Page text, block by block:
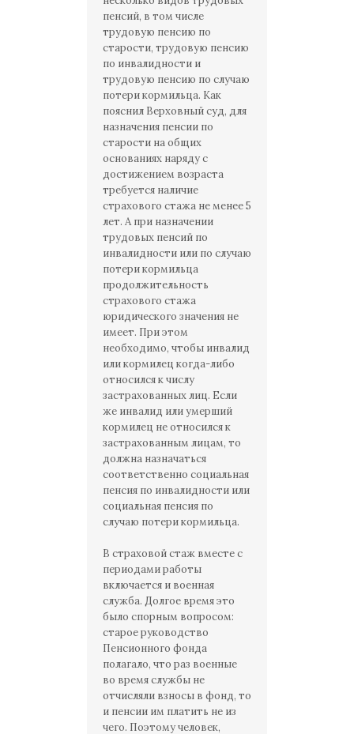
пенсий, в том числе
трудовую пенсию по
старости, трудовую пенсию
по инвалидности и
трудовую пенсию по случаю
потери кормильца. Как
пояснил Верховный суд, для
назначения пенсии по
старости на общих
основаниях наряду с
достижением возраста
требуется наличие
страхового стажа не менее 5
лет. А при назначении
трудовых пенсий по
инвалидности или по случаю
потери кормильца
продолжительность
страхового стажа
юридического значения не
имеет. При этом
необходимо, чтобы инвалид
или кормилец когда-либо
относился к числу
застрахованных лиц. Если
же инвалид или умерший
кормилец не относился к
застрахованным лицам, то
должна назначаться
соответственно социальная
пенсия по инвалидности или
социальная пенсия по
случаю потери кормильца.
В страховой стаж вместе с
периодами работы
включается и военная
служба. Долгое время это
было спорным вопросом:
старое руководство
Пенсионного фонда
полагало, что раз военные
во время службы не
отчисляли взносы в фонд, то
и пенсии им платить не из
чего. Поэтому человек,